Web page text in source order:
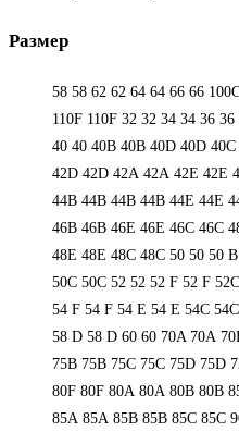
Размер
58 58 62 62 64 64 66 66
110F 110F 32 32 34 34 36 36
40 40 40B 40B 40D 40D 40С
42D 42D 42А 42А 42Е 42Е
44В 44В 44В 44В 44Е 44Е
46В 46В 46Е 46Е 46С 46С
48Е 48Е 48С 48С 50 50 50 B
50С 50С 52 52 52 F 52 F 52C
54 F 54 F 54 Е 54 Е 54C 54C
58 D 58 D 60 60 70A 70A
75B 75B 75C 75C 75D 75D
80F 80F 80А 80А 80В 80В
85А 85А 85В 85В 85С 85С